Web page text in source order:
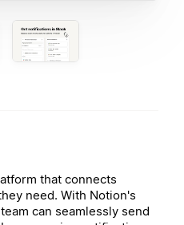
that connects
need. With Notion's
can seamlessly send